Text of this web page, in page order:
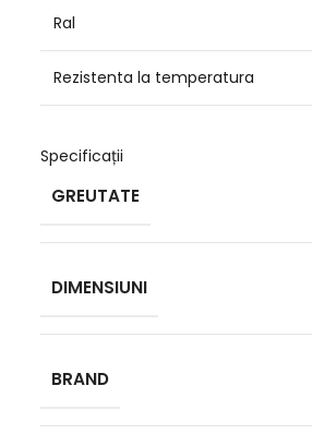
Ral
Rezistenta la temperatura
Specificații
GREUTATE
DIMENSIUNI
BRAND